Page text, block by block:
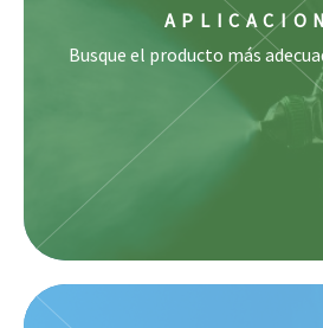
Busque el producto más